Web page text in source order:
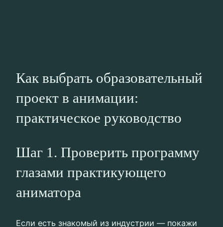
Как выбрать образовательный
проект в анимации:
практическое руководство
Шаг 1. Проверить программу
глазами практикующего
аниматора
Если есть знакомый из индустрии — покажи